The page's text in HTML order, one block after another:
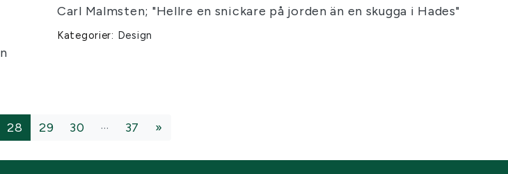
Carl Malmsten; "Hellre en snickare på jorden än en skugga i Hades"
Kategorier: Design
28 29 30 … 37 »